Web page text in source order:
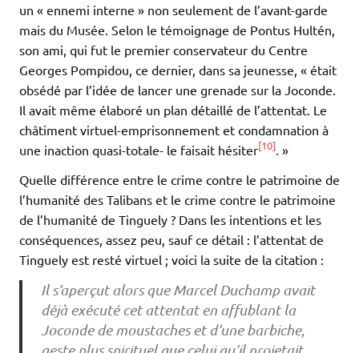
un « ennemi interne » non seulement de l’avant-garde
mais du Musée. Selon le témoignage de Pontus Hultén,
son ami, qui fut le premier conservateur du Centre
Georges Pompidou, ce dernier, dans sa jeunesse, « était
obsédé par l’idée de lancer une grenade sur la Joconde.
Il avait même élaboré un plan détaillé de l’attentat. Le
châtiment virtuel-emprisonnement et condamnation à
une inaction quasi-totale- le faisait hésiter[10]. »
Quelle différence entre le crime contre le patrimoine de
l’humanité des Talibans et le crime contre le patrimoine
de l’humanité de Tinguely ? Dans les intentions et les
conséquences, assez peu, sauf ce détail : l’attentat de
Tinguely est resté virtuel ; voici la suite de la citation :
Il s’aperçut alors que Marcel Duchamp avait
déjà exécuté cet attentat en affublant la
Joconde de moustaches et d’une barbiche,